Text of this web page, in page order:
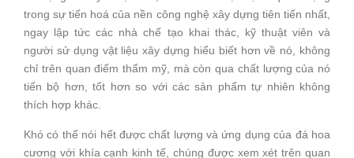
trong sự tiến hoá của nền công nghệ xây dựng tiên tiến nhất,
ngay lập tức các nhà chế tạo khai thác, kỹ thuật viên và
người sử dụng vật liệu xây dựng hiểu biết hơn về nó, không
chỉ trên quan điểm thẩm mỹ, mà còn qua chất lượng của nó
tiến bộ hơn, tốt hơn so với các sản phẩm tự nhiên không
thích hợp khác.
Khó có thể nói hết được chất lượng và ứng dụng của đá hoa
cương với khía cạnh kinh tế, chúng được xem xét trên quan